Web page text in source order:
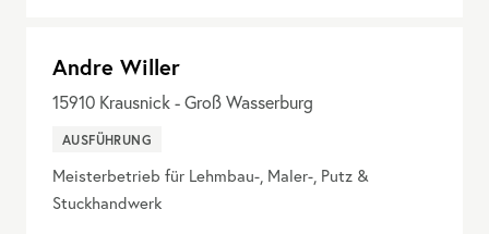
Andre Willer
15910 Krausnick - Groß Wasserburg
AUSFÜHRUNG
Meisterbetrieb für Lehmbau-, Maler-, Putz &
Stuckhandwerk